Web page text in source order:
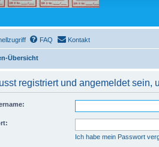
FAQ Kontakt
Übersicht
registriert und angemeldet sein,
Ich habe mein Passwort